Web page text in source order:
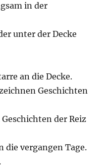
in der
unter der Decke
an die Decke.
Geschichten
der Reiz
die vergangen Tage.